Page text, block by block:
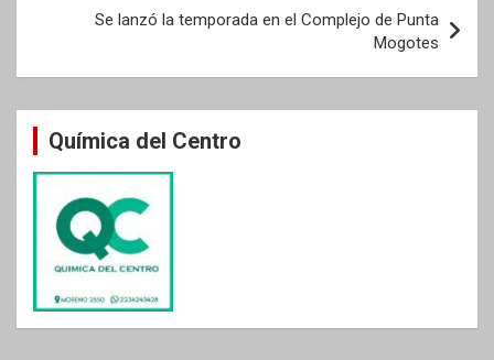
Se lanzó la temporada en el Complejo de Punta
Mogotes
Química del Centro